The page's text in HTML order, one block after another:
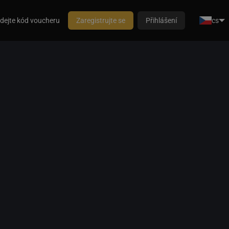
kód voucheru Zaregistrujte se Přihlášení cs